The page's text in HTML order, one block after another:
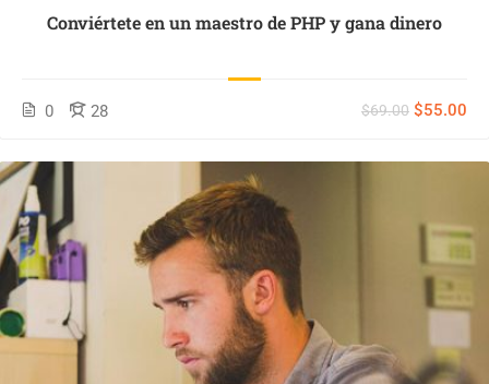
Conviértete en un maestro de PHP y gana dinero
0 28 $69.00 $55.00